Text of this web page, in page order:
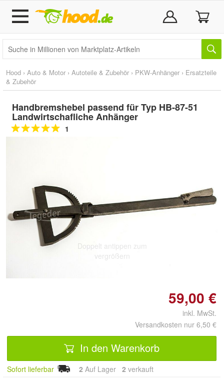
Hood › Auto & Motor › Autoteile & Zubehör › PKW-Anhänger › Ersatzteile
& Zubehör
Handbremshebel passend für Typ HB-87-51
Landwirtschafliche Anhänger
1
Doppelt antippen zum
vergrößern
59,00 €
inkl. MwSt.
Versandkosten nur 6,50 €
In den Warenkorb
Sofort lieferbar 2 Auf Lager 2 verkauft